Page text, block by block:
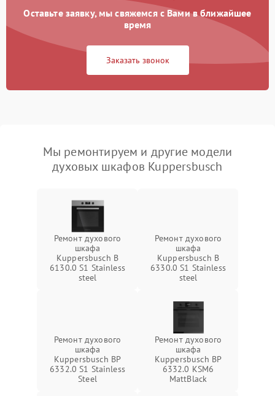
Оставьте заявку, мы свяжемся с Вами в ближайшее
время
Заказать звонок
Мы ремонтируем и другие модели
духовых шкафов Kuppersbusch
Ремонт духового
шкафа
Kuppersbusch B
6130.0 S1 Stainless
steel
Ремонт духового
шкафа
Kuppersbusch B
6330.0 S1 Stainless
steel
Ремонт духового
шкафа
Kuppersbusch BP
6332.0 S1 Stainless
Steel
Ремонт духового
шкафа
Kuppersbusch BP
6332.0 KSM6
MattBlack